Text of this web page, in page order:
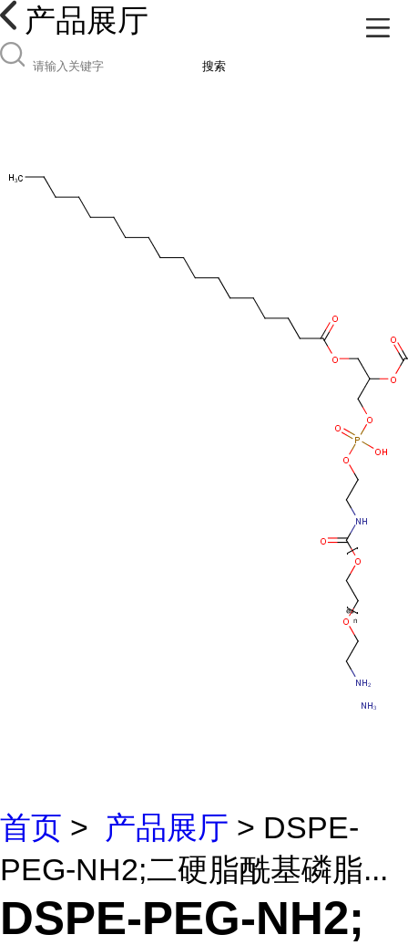
产品展厅
搜索
首页 > 产品展厅 > DSPE-
PEG-NH2;二硬脂酰基磷脂...
DSPE-PEG-NH2;